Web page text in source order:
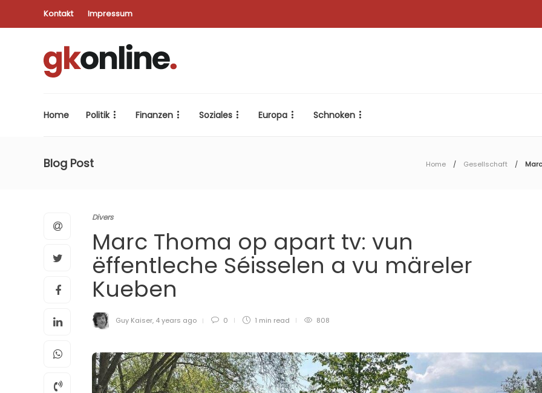
Kontakt Impressum
Home Politik Finanzen Soziales Europa Schnoken
Blog Post Home Gesellschaft
Divers
Marc Thoma op apart tv: vun
ëffentleche Séisselen a vu märeler
Kueben
Guy Kaiser, 4 years ago 0 1 min read 808